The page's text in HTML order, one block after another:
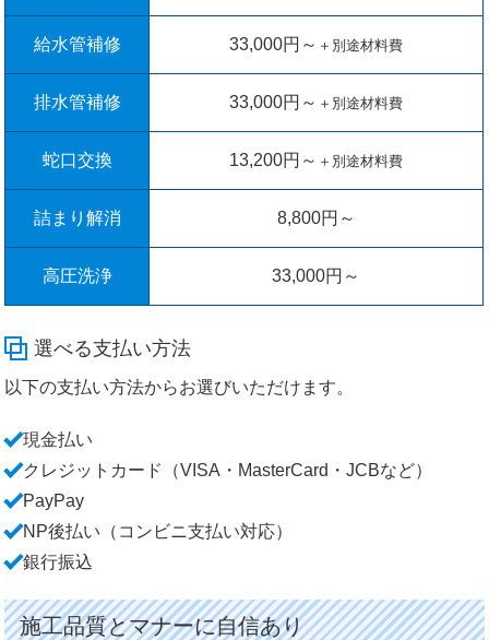
給水管補修 33,000円～ ＋別途材料費
排水管補修 33,000円～ ＋別途材料費
蛇口交換 13,200円～ ＋別途材料費
詰まり解消 8,800円～
高圧洗浄 33,000円～
選べる支払い方法
以下の支払い方法からお選びいただけます。
現金払い
クレジットカード（VISA・MasterCard・JCBなど）
PayPay
NP後払い（コンビニ支払い対応）
銀行振込
施工品質とマナーに自信あり